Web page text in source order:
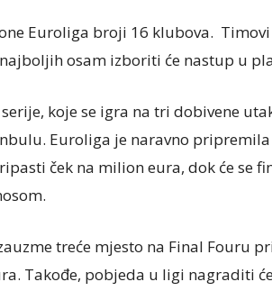
Euroliga broji 16 klubova.
osam izboriti će nastup u
koje se igra na tri dobivene
Euroliga je naravno pripremila
ček na milion eura, dok će se
treće mjesto na Final Fouru
Takođe, pobjeda u ligi nagraditi